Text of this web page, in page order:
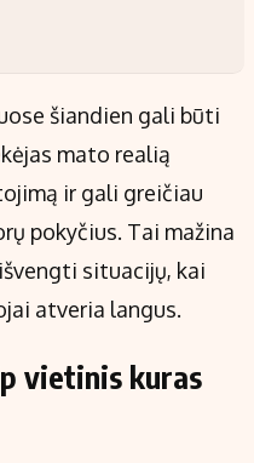
šiandien gali būti
mato realią
ir gali greičiau
pokyčius. Tai mažina
situacijų, kai
atveria langus.
vietinis kuras